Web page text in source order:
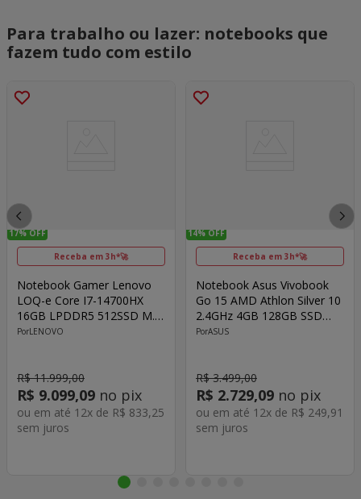
Para trabalho ou lazer: notebooks que
fazem tudo com estilo
17%OFF
Receba em 3h*🚀
Notebook Gamer Lenovo
LOQ-e Core I7-14700HX
16GB LPDDR5 512SSD M.2
15.6" Geforce RTX 4060
LENOVO
R$ 11.999,00
R$ 9.099,09 no pix
ou em até 12x de R$ 833,25
sem juros
14%OFF
Receba em 3h*🚀
Notebook Asus Vivobook
Go 15 AMD Athlon Silver 10
2.4GHz 4GB 128GB SSD
15.6" FHD Windows 11
ASUS
R$ 3.499,00
R$ 2.729,09 no pix
ou em até 12x de R$ 249,91
sem juros